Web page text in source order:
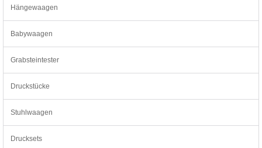
Hängewaagen
Babywaagen
Grabsteintester
Druckstücke
Stuhlwaagen
Drucksets